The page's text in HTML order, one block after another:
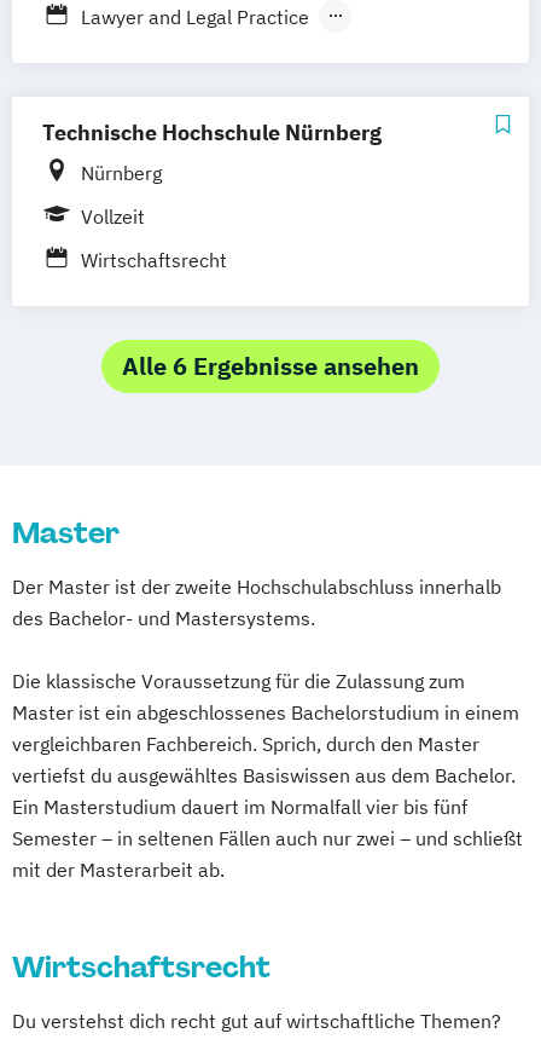
Neuss Stuttgart Bonn
Lawyer and Legal Practice
Technische Hochschule Nürnberg
Nürnberg
Vollzeit
Wirtschaftsrecht
Alle 6 Ergebnisse ansehen
Master
Der Master ist der zweite Hochschulabschluss innerhalb
des Bachelor- und Mastersystems.
Die klassische Voraussetzung für die Zulassung zum
Master ist ein abgeschlossenes Bachelorstudium in einem
vergleichbaren Fachbereich. Sprich, durch den Master
vertiefst du ausgewähltes Basiswissen aus dem Bachelor.
Ein Masterstudium dauert im Normalfall vier bis fünf
Semester – in seltenen Fällen auch nur zwei – und schließt
mit der Masterarbeit ab.
Wirtschaftsrecht
Du verstehst dich recht gut auf wirtschaftliche Themen?